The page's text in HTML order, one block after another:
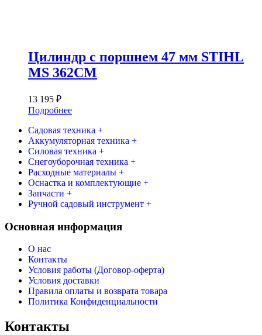
Цилиндр с поршнем 47 мм STIHL
MS 362CM
13 195 ₽
Подробнее
Садовая техника +
Аккумуляторная техника +
Силовая техника +
Снегоуборочная техника +
Расходные материалы +
Оснастка и комплектующие +
Запчасти +
Ручной садовый инструмент +
Основная информация
О нас
Контакты
Условия работы (Договор-оферта)
Условия доставки
Правила оплаты и возврата товара
Политика Конфиденциальности
Контакты